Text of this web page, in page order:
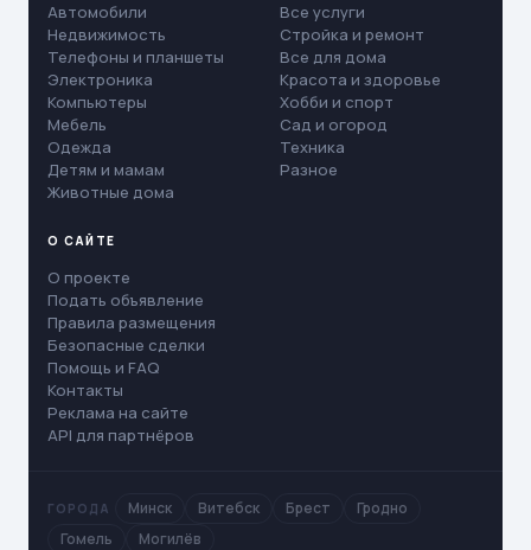
Автомобили
Недвижимость
Телефоны и планшеты
Электроника
Компьютеры
Мебель
Одежда
Детям и мамам
Животные дома
Все услуги
Стройка и ремонт
Все для дома
Красота и здоровье
Хобби и спорт
Сад и огород
Техника
Разное
О САЙТЕ
О проекте
Подать объявление
Правила размещения
Безопасные сделки
Помощь и FAQ
Контакты
Реклама на сайте
API для партнёров
ГОРОДА Минск Витебск Брест
Гродно
Гомель
Могилёв